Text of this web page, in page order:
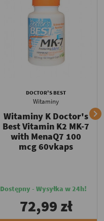
DOCTOR'S BEST
Witaminy
Witaminy K Doctor's
Best Vitamin K2 MK-7
with MenaQ7 100
mcg 60vkaps
Dostępny - Wysyłka w 24h!
72,99 zł
